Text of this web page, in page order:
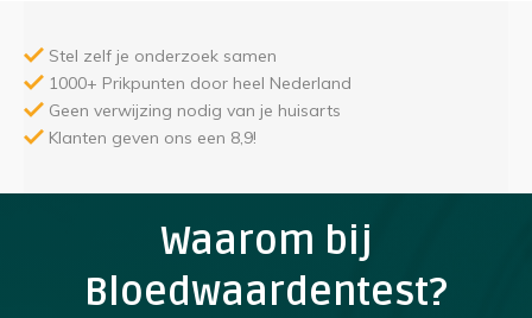
Stel zelf je onderzoek samen
1000+ Prikpunten door heel Nederland
Geen verwijzing nodig van je huisarts
Klanten geven ons een 8,9!
Waarom bij
Bloedwaardentest?